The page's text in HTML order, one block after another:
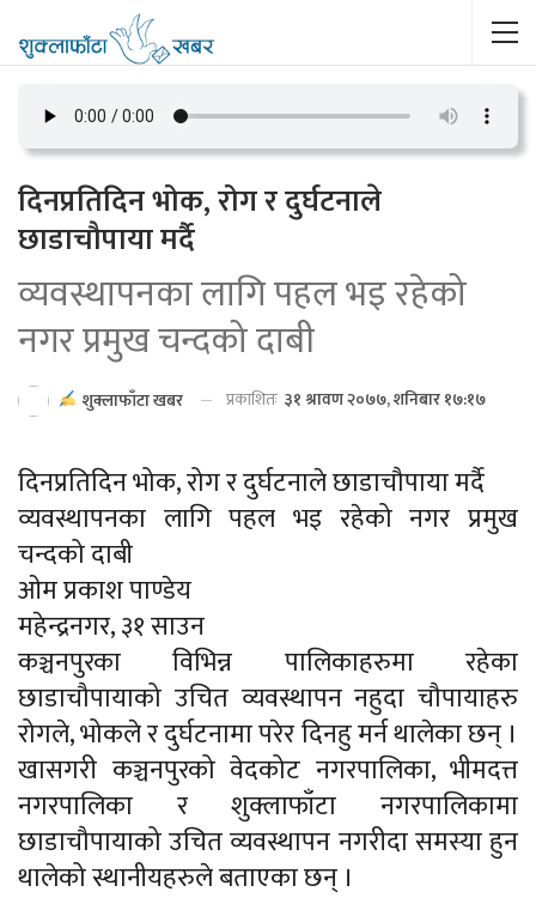
दिनप्रतिदिन भोक, रोग र दुर्घटनाले
छाडाचौपाया मर्दै
व्यवस्थापनका लागि पहल भइ रहेको
नगर प्रमुख चन्दको दाबी
शुक्लाफाँटा खबर प्रकाशितः ३१ श्रावण २०७७, शनिबार १७:१७
दिनप्रतिदिन भोक, रोग र दुर्घटनाले छाडाचौपाया मर्दै
व्यवस्थापनका लागि पहल भइ रहेको नगर प्रमुख
चन्दको दाबी
ओम प्रकाश पाण्डेय
महेन्द्रनगर, ३१ साउन
कञ्चनपुरका विभिन्न पालिकाहरुमा रहेका
छाडाचौपायाको उचित व्यवस्थापन नहुदा चौपायाहरु
रोगले, भोकले र दुर्घटनामा परेर दिनहु मर्न थालेका छन् ।
खासगरी कञ्चनपुरको वेदकोट नगरपालिका, भीमदत्त
नगरपालिका र शुक्लाफाँटा नगरपालिकामा
छाडाचौपायाको उचित व्यवस्थापन नगरीदा समस्या हुन
थालेको स्थानीयहरुले बताएका छन् ।